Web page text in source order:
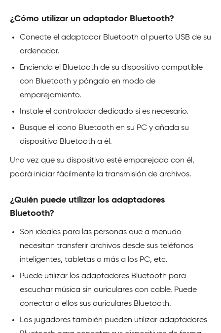
¿Cómo utilizar un adaptador Bluetooth?
Conecte el adaptador Bluetooth al puerto USB de su
ordenador.
Encienda el Bluetooth de su dispositivo compatible
con Bluetooth y póngalo en modo de
emparejamiento.
Instale el controlador dedicado si es necesario.
Busque el icono Bluetooth en su PC y añada su
dispositivo Bluetooth a él.
Una vez que su dispositivo esté emparejado con él,
podrá iniciar fácilmente la transmisión de archivos.
¿Quién puede utilizar los adaptadores
Bluetooth?
Son ideales para las personas que a menudo
necesitan transferir archivos desde sus teléfonos
inteligentes, tabletas o más a los PC, etc.
Puede utilizar los adaptadores Bluetooth para
escuchar música sin auriculares con cable. Puede
conectar a ellos sus auriculares Bluetooth.
Los jugadores también pueden utilizar adaptadores